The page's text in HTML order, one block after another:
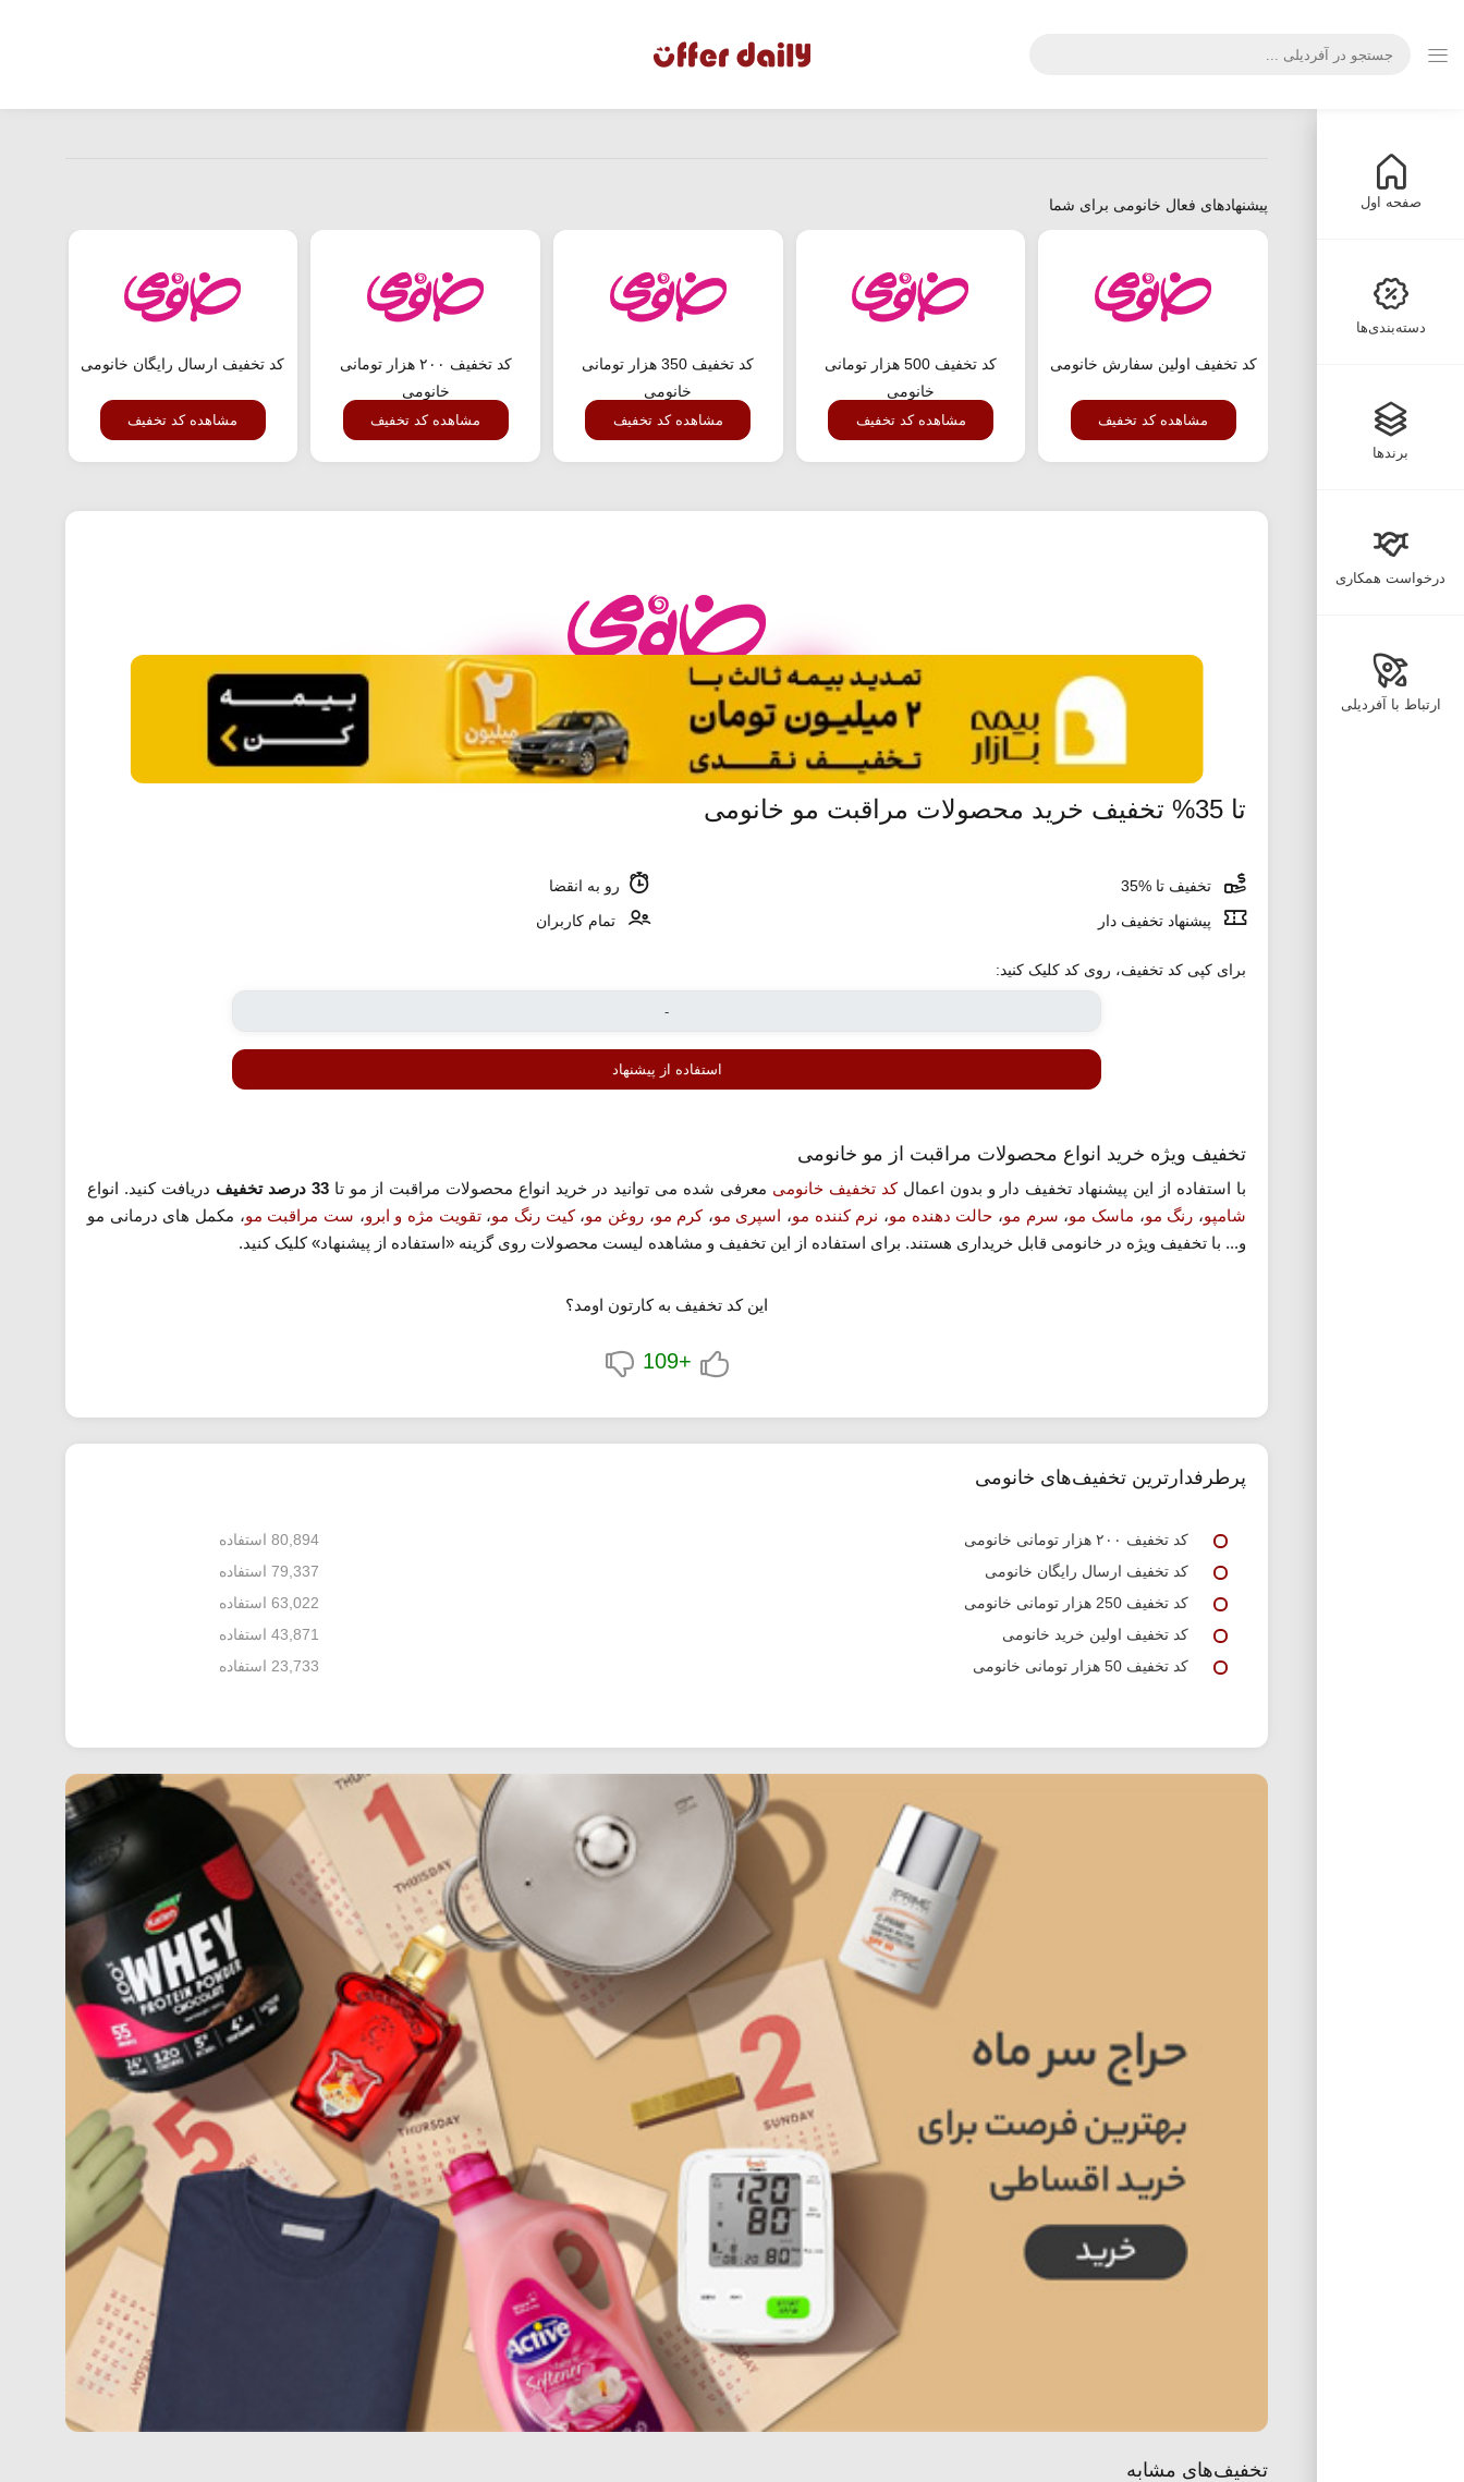
صفحه اول
دسته‌بندی‌ها
برندها
درخواست همکاری
ارتباط با آفردیلی
پیشنهادهای فعال خانومی برای شما
کد تخفیف اولین سفارش خانومی
مشاهده کد تخفیف
کد تخفیف 500 هزار تومانی
خانومی
مشاهده کد تخفیف
کد تخفیف 350 هزار تومانی
خانومی
مشاهده کد تخفیف
کد تخفیف ۲۰۰ هزار تومانی
خانومی
مشاهده کد تخفیف
کد تخفیف ارسال رایگان خانومی
مشاهده کد تخفیف
تا 35% تخفیف خرید محصولات مراقبت مو خانومی
تخفیف تا %35
رو به انقضا
پیشنهاد تخفیف دار
تمام کاربران
برای کپی کد تخفیف، روی کد کلیک کنید:
استفاده از پیشنهاد
تخفیف ویژه خرید انواع محصولات مراقبت از مو خانومی
با استفاده از این پیشنهاد تخفیف دار و بدون اعمالکد تخفیف خانومی معرفی شده می توانید در خرید انواع محصولات مراقبت از مو تا33 درصد تخفیف
دریافت کنید. انواع
شامپو، رنگ مو، ماسک مو، سرم مو، حالت دهنده مو، نرم کننده مو، اسپری مو،کرم مو،روغن مو،کیت رنگ مو،تقویت مژه و ابرو، ست مراقبت مو، مکمل های درمانی مو
و... با تخفیف ویژه در خانومی قابل خریداری هستند. برای استفاده از این تخفیف و مشاهده لیست محصولات روی گزینه «استفاده از پیشنهاد» کلیک کنید.
این کد تخفیف به کارتون اومد؟
+109
پرطرفدارترین تخفیف‌های خانومی
کد تخفیف ۲۰۰ هزار تومانی خانومی
80,894 استفاده
کد تخفیف ارسال رایگان خانومی
79,337 استفاده
کد تخفیف 250 هزار تومانی خانومی
63,022 استفاده
کد تخفیف اولین خرید خانومی
43,871 استفاده
کد تخفیف 50 هزار تومانی خانومی
23,733 استفاده
تخفیف‌های مشابه